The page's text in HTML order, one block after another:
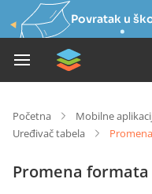
Povratak u
Početna Mobilne
Uređivač tabela
Promena